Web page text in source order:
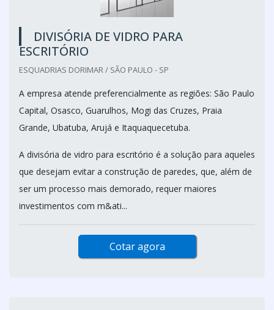
DIVISÓRIA DE VIDRO PARA
ESCRITÓRIO
ESQUADRIAS DORIMAR / SÃO PAULO - SP
A empresa atende preferencialmente as regiões: São Paulo
Capital, Osasco, Guarulhos, Mogi das Cruzes, Praia
Grande, Ubatuba, Arujá e Itaquaquecetuba.
A divisória de vidro para escritório é a solução para aqueles
que desejam evitar a construção de paredes, que, além de
ser um processo mais demorado, requer maiores
investimentos com m&ati...
Cotar agora